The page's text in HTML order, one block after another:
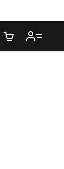
장바구니에 담은